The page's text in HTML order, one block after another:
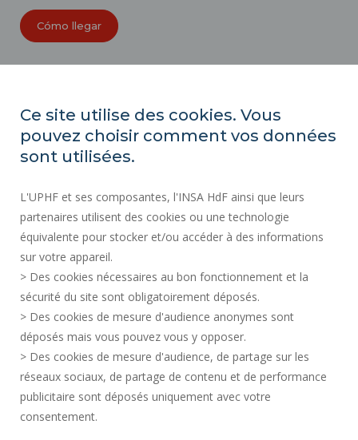
Cómo llegar
MAPA DEL SITIO
DATOS PERSONALES
CONTRATACIÓN PÚBLICA
INFORMACIÓN LEGAL
CRÉDITOS
SALA DE PRENSA
SERVICIOS PÚBLICOS +
CONTACTOS
Ce site utilise des cookies. Vous
pouvez choisir comment vos données
sont utilisées.
L'UPHF et ses composantes, l'INSA HdF ainsi que leurs
partenaires utilisent des cookies ou une technologie
équivalente pour stocker et/ou accéder à des informations
sur votre appareil.
> Des cookies nécessaires au bon fonctionnement et la
sécurité du site sont obligatoirement déposés.
> Des cookies de mesure d'audience anonymes sont
déposés mais vous pouvez vous y opposer.
> Des cookies de mesure d'audience, de partage sur les
réseaux sociaux, de partage de contenu et de performance
publicitaire sont déposés uniquement avec votre
consentement.